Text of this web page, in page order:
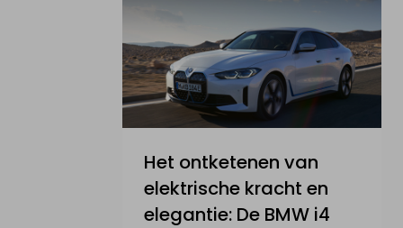
Het ontketenen van
elektrische kracht en
elegantie: De BMW i4